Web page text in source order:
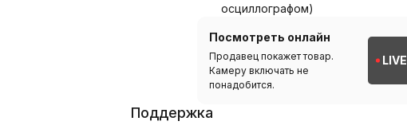
осциллографом)
Посмотреть онлайн
Продавец покажет товар.
Камеру включать не
понадобится.
LIVE
Поддержка